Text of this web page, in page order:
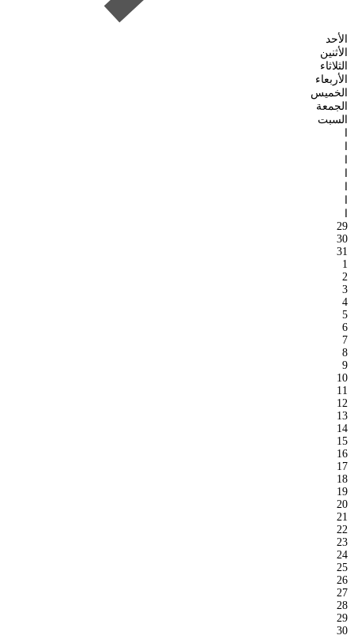
الأحد
الأثنين
الثلاثاء
الأربعاء
الخميس
الجمعة
السبت
29
30
31
1
2
3
4
5
6
7
8
9
10
11
12
13
14
15
16
17
18
19
20
21
22
23
24
25
26
27
28
29
30